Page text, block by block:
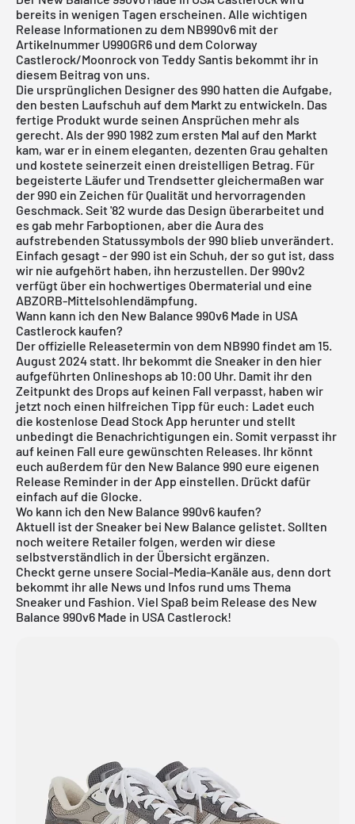
bereits in wenigen Tagen erscheinen. Alle wichtigen
Release Informationen zu dem NB990v6 mit der
Artikelnummer U990GR6 und dem Colorway
Castlerock/Moonrock von Teddy Santis bekommt ihr in
diesem Beitrag von uns.
Die ursprünglichen Designer des 990 hatten die Aufgabe,
den besten Laufschuh auf dem Markt zu entwickeln. Das
fertige Produkt wurde seinen Ansprüchen mehr als
gerecht. Als der 990 1982 zum ersten Mal auf den Markt
kam, war er in einem eleganten, dezenten Grau gehalten
und kostete seinerzeit einen dreistelligen Betrag. Für
begeisterte Läufer und Trendsetter gleichermaßen war
der 990 ein Zeichen für Qualität und hervorragenden
Geschmack. Seit '82 wurde das Design überarbeitet und
es gab mehr Farboptionen, aber die Aura des
aufstrebenden Statussymbols der 990 blieb unverändert.
Einfach gesagt - der 990 ist ein Schuh, der so gut ist, dass
wir nie aufgehört haben, ihn herzustellen. Der 990v2
verfügt über ein hochwertiges Obermaterial und eine
ABZORB-Mittelsohlendämpfung.
Wann kann ich den New Balance 990v6 Made in USA
Castlerock kaufen?
Der offizielle Releasetermin von dem NB990 findet am 15.
August 2024 statt. Ihr bekommt die Sneaker in den hier
aufgeführten Onlineshops ab 10:00 Uhr. Damit ihr den
Zeitpunkt des Drops auf keinen Fall verpasst, haben wir
jetzt noch einen hilfreichen Tipp für euch: Ladet euch
die kostenlose Dead Stock App herunter und stellt
unbedingt die Benachrichtigungen ein. Somit verpasst ihr
auf keinen Fall eure gewünschten Releases. Ihr könnt
euch außerdem für den New Balance 990 eure eigenen
Release Reminder in der App einstellen. Drückt dafür
einfach auf die Glocke.
Wo kann ich den New Balance 990v6 kaufen?
Aktuell ist der Sneaker bei New Balance gelistet. Sollten
noch weitere Retailer folgen, werden wir diese
selbstverständlich in der Übersicht ergänzen.
Checkt gerne unsere Social-Media-Kanäle aus, denn dort
bekommt ihr alle News und Infos rund ums Thema
Sneaker und Fashion. Viel Spaß beim Release des New
Balance 990v6 Made in USA Castlerock!